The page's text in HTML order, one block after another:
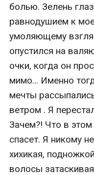
болью. Зелень
равнодушием к
умоляющему
опустился на
очки, когда он
мимо... Именно
мечты
ветром . Я
Зачем?! Что в
спасет. Я никому
хихикая,
волосы